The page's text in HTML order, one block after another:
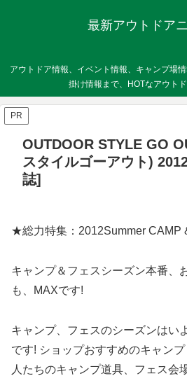
最新アウトドア
アウトドア情報、イベント情報、キャンプ場
掛け情報まで、HOTなアウト
PR
OUTDOOR STYLE GO
スタイルゴーアウト)
誌]
★総力特集：2012Summer CAMP
キャンプ＆フェスシーズン本番、
も、MAXです!
キャンプ、フェスのシーズンはい
です! ショップおすすめのキャン
人たちのキャンプ道具、フェス会